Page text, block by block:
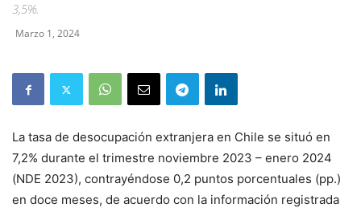
3,5%.
Marzo 1, 2024
La tasa de desocupación extranjera en Chile se situó en
7,2% durante el trimestre noviembre 2023 – enero 2024
(NDE 2023), contrayéndose 0,2 puntos porcentuales (pp.)
en doce meses, de acuerdo con la información registrada